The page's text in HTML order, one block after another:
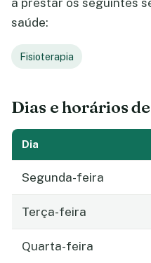
saúde:
Fisioterapia
Dias e horários
Dia
Segunda-feira
Terça-feira
Quarta-feira